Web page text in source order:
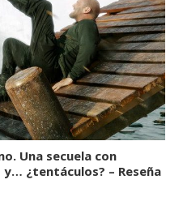
Una secuela con
¿tentáculos? – Reseña